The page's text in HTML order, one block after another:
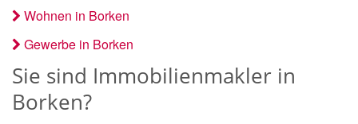
Wohnen in Borken
Gewerbe in Borken
Sie sind Immobilienmakler in
Borken?